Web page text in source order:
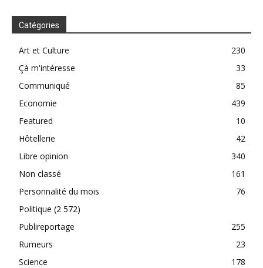
Catégories
Art et Culture
230
Çà m'intéresse
33
Communiqué
85
Economie
439
Featured
10
Hôtellerie
42
Libre opinion
340
Non classé
161
Personnalité du mois
76
Politique (2 572)
Publireportage
255
Rumeurs
23
Science
178